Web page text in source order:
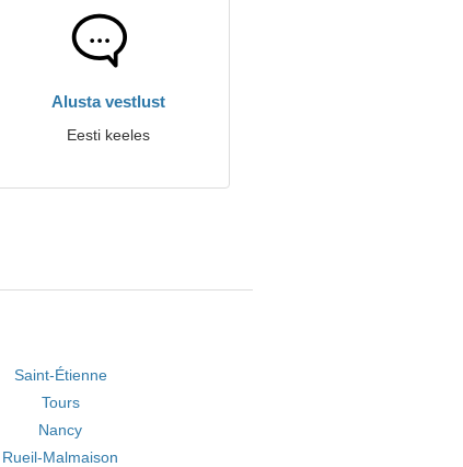
Alusta vestlust
Eesti keeles
Saint-Étienne
Tours
Nancy
Rueil-Malmaison